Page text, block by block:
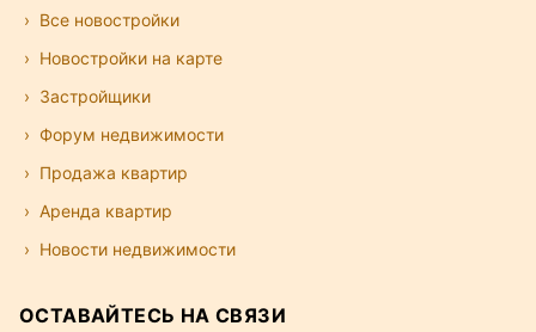
Все новостройки
Новостройки на карте
Застройщики
Форум недвижимости
Продажа квартир
Аренда квартир
Новости недвижимости
ОСТАВАЙТЕСЬ НА СВЯЗИ